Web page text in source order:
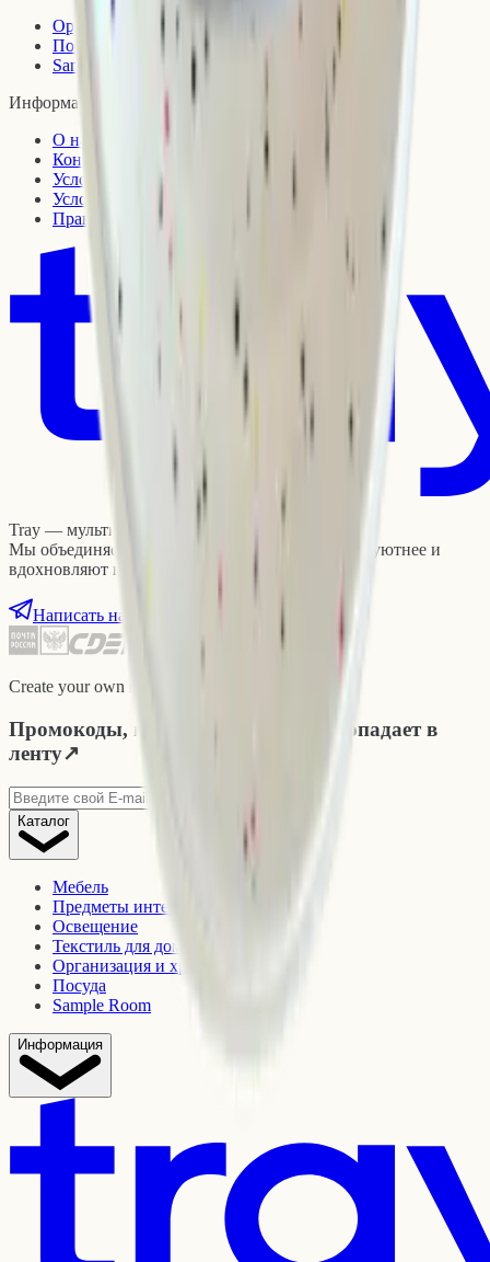
Организация и хранение
Посуда
Sample Room
Информация
О нас
Контакты
Условия доставки
Условия возврата
Правовая информация
Tray — мультибрендовый интернет-магазин.
Мы объединяем предметы, которые делают быт уютнее и
вдохновляют на новые идеи.
Написать нам
Create your own reality © tray, est. 2024
Промокоды, новинки и то, что не попадает в
ленту↗
Каталог
Мебель
Предметы интерьера
Освещение
Текстиль для дома
Организация и хранение
Посуда
Sample Room
Информация